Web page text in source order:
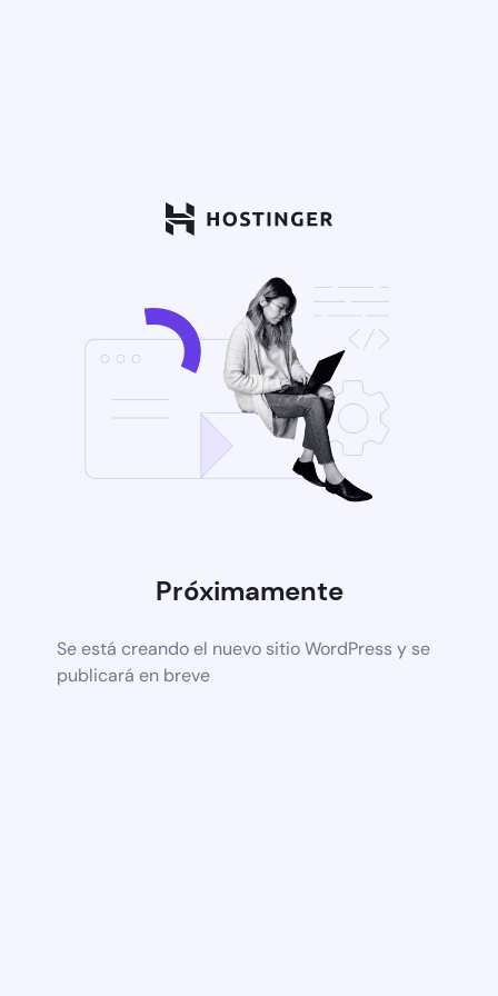
Próximamente
Se está creando el nuevo sitio WordPress y se
publicará en breve